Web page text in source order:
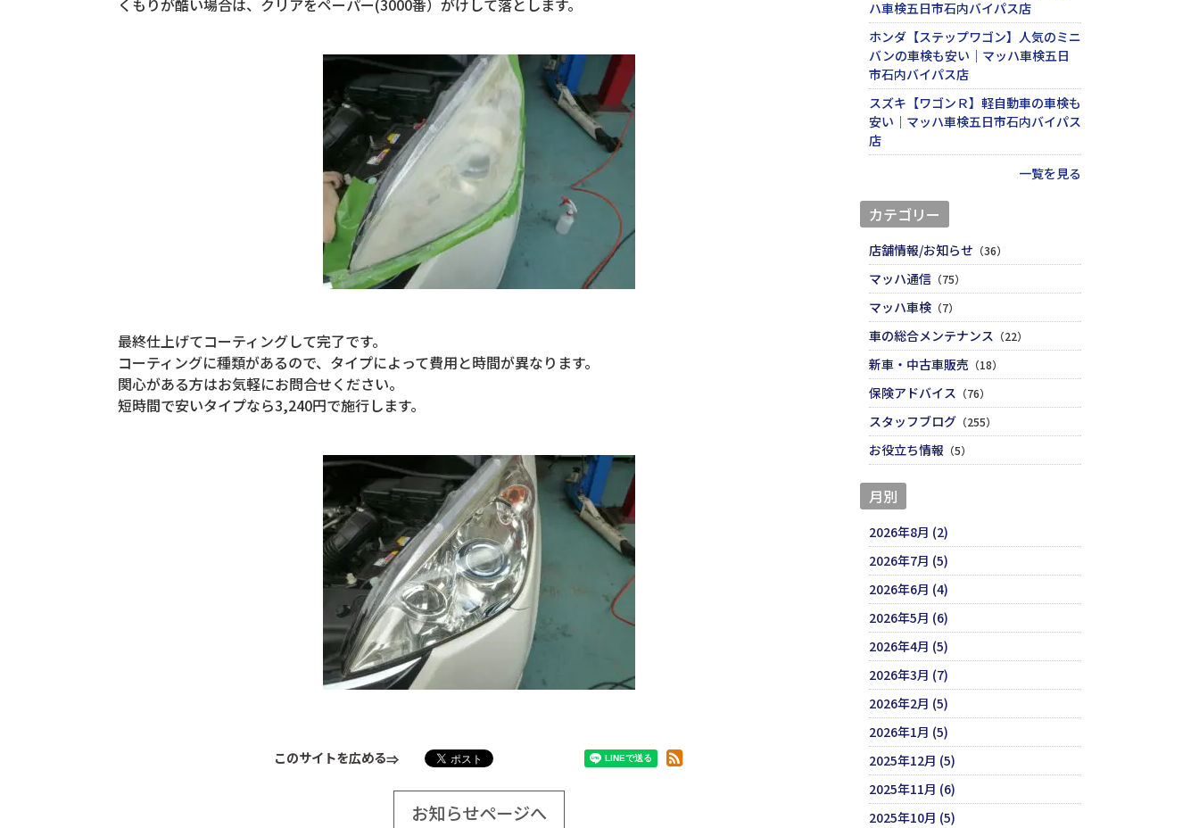
くもりが酷い場合は、クリアをペーパー(3000番）がけして落とします。
最終仕上げてコーティングして完了です。
コーティングに種類があるので、タイプによって費用と時間が異なります。
関心がある方はお気軽にお問合せください。
短時間で安いタイプなら3,240円で施行します。
このサイトを広める
お知らせページへ
ハ車検五日市石内バイパス店
ホンダ【ステップワゴン】人気のミニ
バンの車検も安い｜マッハ車検五日
市石内バイパス店
スズキ【ワゴンＲ】軽自動車の車検も
安い｜マッハ車検五日市石内バイパス
店
一覧を見る
カテゴリー
店舗情報/お知らせ （36）
マッハ通信 （75）
マッハ車検（7）
車の総合メンテナンス （22）
新車・中古車販売 （18）
保険アドバイス （76）
スタッフブログ（255）
お役立ち情報 （5）
月別
2026年8月 (2)
2026年7月 (5)
2026年6月 (4)
2026年5月 (6)
2026年4月 (5)
2026年3月 (7)
2026年2月 (5)
2026年1月 (5)
2025年12月 (5)
2025年11月 (6)
2025年10月 (5)